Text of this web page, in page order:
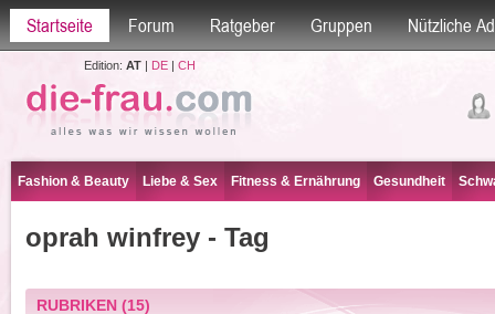
Startseite Forum Ratgeber Gruppen Nützliche
Edition: AT| DE| CH
Fashion & Beauty Liebe & Sex Fitness & Ernährung Gesundheit
oprah winfrey - Tag
RUBRIKEN(15)